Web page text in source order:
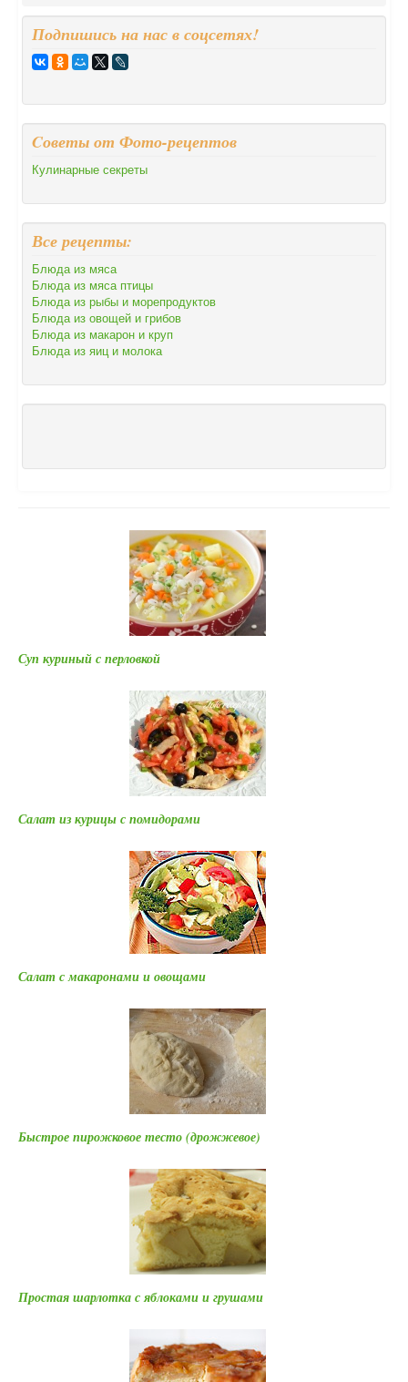
Подпишись на нас в соцсетях!
Cоветы от Фото-рецептов
Кулинарные секреты
Все рецепты:
Блюда из мяса
Блюда из мяса птицы
Блюда из рыбы и морепродуктов
Блюда из овощей и грибов
Блюда из макарон и круп
Блюда из яиц и молока
Суп куриный с перловкой
Салат из курицы с помидорами
Салат с макаронами и овощами
Быстрое пирожковое тесто (дрожжевое)
Простая шарлотка с яблоками и грушами